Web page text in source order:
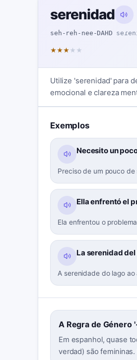
serenidad
seh-reh-nee-DAHD
★★★ ★ ★
Utilize 'serenidad' para
emocional e clareza
Exemplos
Necesito un
Preciso de um pouco
Ella enfrentó el
Ela enfrentou o
La serenidad
A serenidade do lago
A Regra de Género
Em espanhol, quase
verdad) são